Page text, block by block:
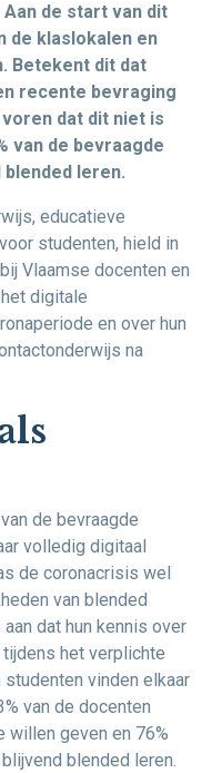
Aan de start van dit
de klaslokalen en
Betekent dit dat
recente bevraging
dat dit niet is
van de bevraagde
leren.
educatieve
studenten, hield in
Vlaamse docenten en
digitale
en over hun
na
de bevraagde
volledig digitaal
de coronacrisis wel
van blended
dat hun kennis over
het verplichte
vinden elkaar
van de docenten
willen geven en 76%
blended leren.